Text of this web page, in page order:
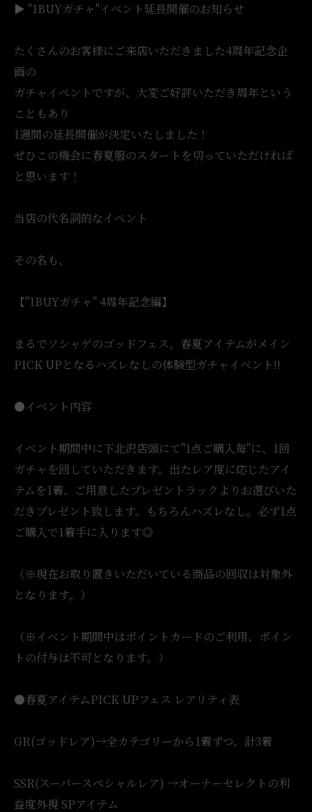
▶︎ "1BUYガチャ"イベント延長開催のお知らせ
たくさんのお客様にご来店いただきました4周年記念企
画の
ガチャイベントですが、大変ご好評いただき周年という
こともあり
1週間の延長開催が決定いたしました！
ぜひこの機会に春夏服のスタートを切っていただければ
と思います！
当店の代名詞的なイベント
その名も、
【"1BUYガチャ" 4周年記念編】
まるでソシャゲのゴッドフェス。春夏アイテムがメイン
PICK UPとなるハズレなしの体験型ガチャイベント!!
●イベント内容
イベント期間中に下北沢店頭にて"1点ご購入毎"に、1回
ガチャを回していただきます。出たレア度に応じたアイ
テムを1着、ご用意したプレゼントラックよりお選びいた
だきプレゼント致します。もちろんハズレなし。必ず1点
ご購入で1着手に入ります◎
（※現在お取り置きいただいている商品の回収は対象外
となります。）
（※イベント期間中はポイントカードのご利用、ポイン
トの付与は不可となります。）
●春夏アイテムPICK UPフェス レアリティ表
GR(ゴッドレア)→全カテゴリーから1着ずつ、計3着
SSR(スーパースペシャルレア) →オーナーセレクトの利
益度外視 SPアイテム